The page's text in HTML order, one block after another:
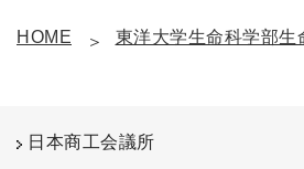
HOME 東洋大学生命科学部生
日本商工会議所